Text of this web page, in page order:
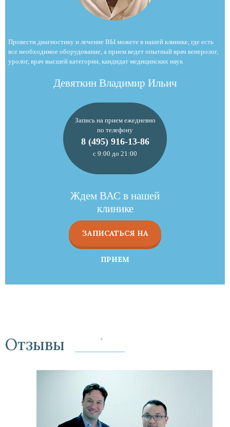
Провести диагностику и лечение ВЫ можете в нашей клинике, где есть
все необходимое оборудование, а прием ведет опытный врач венеролог,
уролог, врач высшей категории, кандидат медицинских наук
Девяткин Владимир Ильич
Запись на прием ежедневно
по телефону
8 (495) 916-13-86
с 9:00 до 21:00
Ждем ВАС в нашей
клинике
ЗАПИСАТЬСЯ НА
ПРИЕМ
Отзывы ‹